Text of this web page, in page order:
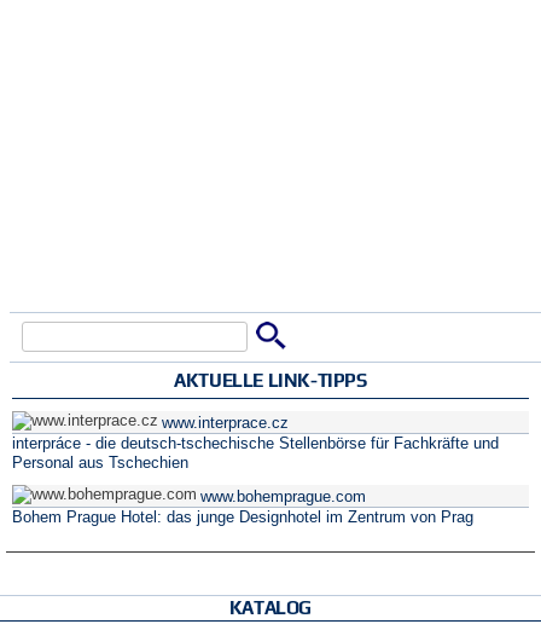
Suchformular
AKTUELLE LINK-TIPPS
www.interprace.cz
interpráce - die deutsch-tschechische Stellenbörse für Fachkräfte und
Personal aus Tschechien
www.bohemprague.com
Bohem Prague Hotel: das junge Designhotel im Zentrum von Prag
KATALOG